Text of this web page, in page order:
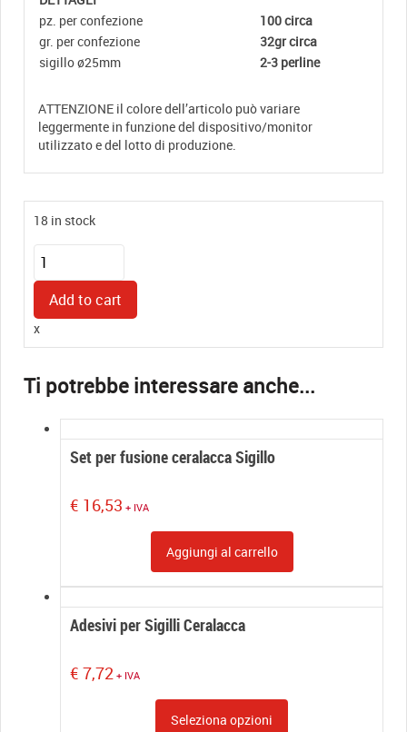
pz. per confezione
100 circa
gr. per confezione
32gr circa
sigillo ø25mm
2-3 perline
ATTENZIONE il colore dell’articolo può variare
leggermente in funzione del dispositivo/monitor
utilizzato e del lotto di produzione.
18 in stock
perline
CAFFE'
quantity
Add to cart
x
Set per fusione ceralacca Sigillo
€ 16,53 + IVA
Aggiungi al carrello
Adesivi per Sigilli Ceralacca
€ 7,72 + IVA
Seleziona opzioni